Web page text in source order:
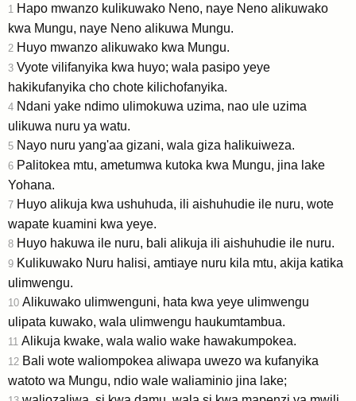
1 Hapo mwanzo kulikuwako Neno, naye Neno alikuwako
kwa Mungu, naye Neno alikuwa Mungu.
2 Huyo mwanzo alikuwako kwa Mungu.
3 Vyote vilifanyika kwa huyo; wala pasipo yeye
hakikufanyika cho chote kilichofanyika.
4 Ndani yake ndimo ulimokuwa uzima, nao ule uzima
ulikuwa nuru ya watu.
5 Nayo nuru yang'aa gizani, wala giza halikuiweza.
6 Palitokea mtu, ametumwa kutoka kwa Mungu, jina lake
Yohana.
7 Huyo alikuja kwa ushuhuda, ili aishuhudie ile nuru, wote
wapate kuamini kwa yeye.
8 Huyo hakuwa ile nuru, bali alikuja ili aishuhudie ile nuru.
9 Kulikuwako Nuru halisi, amtiaye nuru kila mtu, akija katika
ulimwengu.
10 Alikuwako ulimwenguni, hata kwa yeye ulimwengu
ulipata kuwako, wala ulimwengu haukumtambua.
11 Alikuja kwake, wala walio wake hawakumpokea.
12 Bali wote waliompokea aliwapa uwezo wa kufanyika
watoto wa Mungu, ndio wale waliaminio jina lake;